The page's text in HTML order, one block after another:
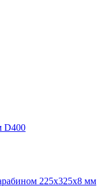
D400